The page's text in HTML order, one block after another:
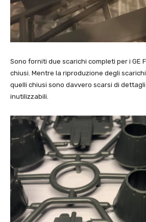
Sono forniti due scarichi completi per i GE
chiusi. Mentre la riproduzione degli
quelli chiusi sono davvero scarsi di
inutilizzabili.